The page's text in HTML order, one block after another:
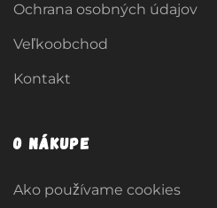
Ochrana osobných údajov
Veľkoobchod
Kontakt
O nákupe
Ako používame cookies